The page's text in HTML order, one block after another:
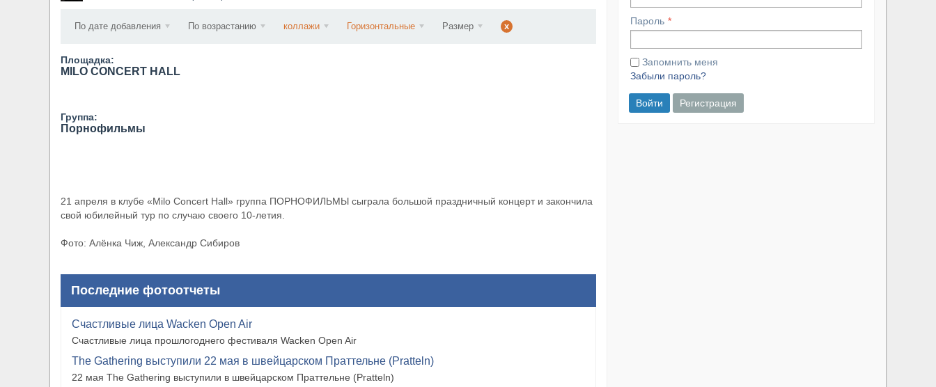
По дате добавления По возрастанию коллажи Горизонтальные Размер x
Площадка:
MILO CONCERT HALL
Группа:
Порнофильмы
21 апреля в клубе «Milo Concert Hall» группа ПОРНОФИЛЬМЫ сыграла большой праздничный концерт и закончила
свой юбилейный тур по случаю своего 10-летия.
Фото: Алёнка Чиж, Александр Сибиров
Последние фотоотчеты
Счастливые лица Wacken Open Air
Счастливые лица прошлогоднего фестиваля Wacken Open Air
The Gathering выступили 22 мая в швейцарском Праттельне (Pratteln)
22 мая The Gathering выступили в швейцарском Праттельне (Pratteln)
Пароль
Запомнить меня
Забыли пароль?
Войти Регистрация